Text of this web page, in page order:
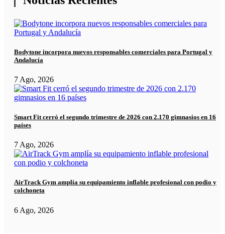
Bodytone incorpora nuevos responsables comerciales para Portugal y
Andalucía
7 Ago, 2026
Smart Fit cerró el segundo trimestre de 2026 con 2.170 gimnasios en 16
países
7 Ago, 2026
AirTrack Gym amplía su equipamiento inflable profesional con podio y
colchoneta
6 Ago, 2026